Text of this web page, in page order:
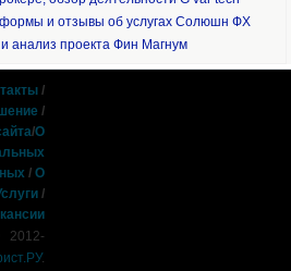
и отзывы об услугах Солюшн ФХ
анализ проекта Фин Магнум
/
/
/О
/О
/
2012-
.